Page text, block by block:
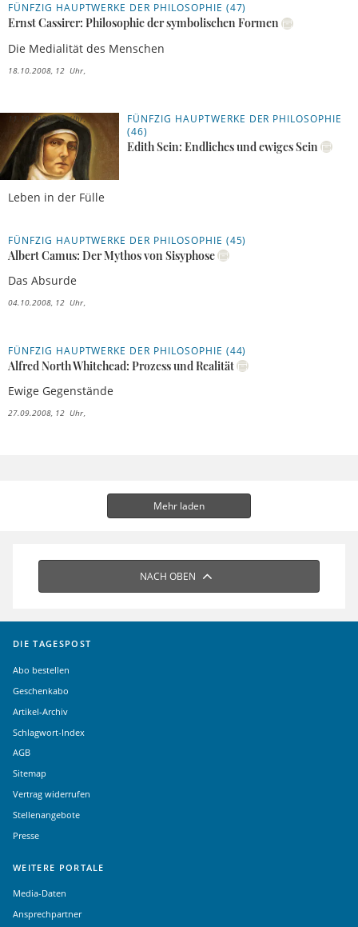
FÜNFZIG HAUPTWERKE DER PHILOSOPHIE (47)
Ernst Cassirer: Philosophie der symbolischen Formen
Die Medialität des Menschen
18.10.2008, 12 Uhr
FÜNFZIG HAUPTWERKE DER PHILOSOPHIE
(46)
Edith Sein: Endliches und ewiges Sein
Leben in der Fülle
11.10.2008, 12 Uhr
FÜNFZIG HAUPTWERKE DER PHILOSOPHIE (45)
Albert Camus: Der Mythos von Sisyphose
Das Absurde
04.10.2008, 12 Uhr
FÜNFZIG HAUPTWERKE DER PHILOSOPHIE (44)
Alfred North Whitehead: Prozess und Realität
Ewige Gegenstände
27.09.2008, 12 Uhr
Mehr laden
NACH OBEN
DIE TAGESPOST
Abo bestellen
Geschenkabo
Artikel-Archiv
Schlagwort-Index
AGB
Sitemap
Vertrag widerrufen
Stellenangebote
Presse
WEITERE PORTALE
Media-Daten
Ansprechpartner